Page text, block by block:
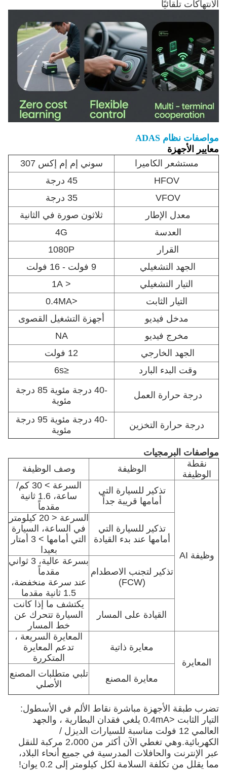
الانتهاكات تلقائيًا
مواصفات نظام ADAS
معايير الأجهزة
مستشعر الكاميرا
سوني إم إم إكس 307
HFOV
45 درجة
VFOV
35 درجة
معدل الإطار
ثلاثون صورة في الثانية
العدسة
4G
القرار
1080P
الجهد التشغيلي
9 فولت - 16 فولت
التيار التشغيلي
< 1A
التيار الثابت
<0.4MA
مدخل فيديو
أجهزة التشغيل القصوى
مخرج فيديو
NA
الجهد الخارجي
12 فولت
وقت البدء البارد
≤6s
درجة حرارة العمل
-40 درجة مئوية 85 درجة
مئوية
درجة حرارة التخزين
-40 درجة مئوية 95 درجة
مئوية
مواصفات البرمجيات
نقطة
الوظيفة
الوظيفة وصف الوظيفة
وظيفة AI
تذكير للسيارة التي
أمامها قريبة جداً
السرعة > 30 كم/
ساعة، 1.6 ثانية
مقدماً
تذكير للسيارة التي
أمامها عند بدء القيادة
السرعة < 20 كيلومتر
في الساعة، السيارة
التي أمامها > 3 أمتار
بعيدا
تذكير لتجنب الاصطدام
(FCW)
بسرعة عالية، 3 ثواني
مقدماً
عند سرعة منخفضة،
1.5 ثانية مقدما
القيادة على المسار
يكتشف ما إذا كانت
السيارة تتحرك عن
خط المسار
المعايرة
معايرة ذاتية
المعايرة السريعة ،
تدعم المعايرة
المتكررة
معايرة المصنع
تلبي متطلبات المصنع
الأصلي
تضرب طبقة الأجهزة مباشرة نقاط الألم في الأسطول:
التيار الثابت <0.4mA يلغي فقدان البطارية ، والجهد
العالمي 12 فولت مناسبة للسيارات الديزل /
الكهربائية.وهي تغطي الآن أكثر من 2،000 مركبة للنقل
عبر الإنترنت والحافلات المدرسية في جميع أنحاء البلاد،
مما يقلل من تكلفة السلامة لكل كيلومتر إلى 0.2 يوان!